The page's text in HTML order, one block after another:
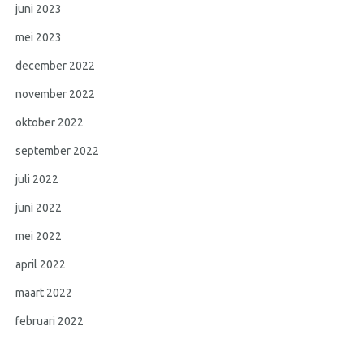
juni 2023
mei 2023
december 2022
november 2022
oktober 2022
september 2022
juli 2022
juni 2022
mei 2022
april 2022
maart 2022
februari 2022